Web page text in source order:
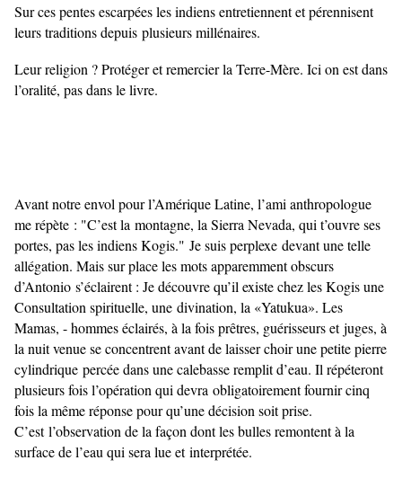
Sur ces pentes escarpées les indiens entretiennent et pérennisent
leurs traditions depuis plusieurs millénaires.
Leur religion ? Protéger et remercier la Terre-Mère. Ici on est dans
l’oralité, pas dans le livre.
Avant notre envol pour l’Amérique Latine, l’ami anthropologue
me répète : "C’est la montagne, la Sierra Nevada, qui t’ouvre ses
portes, pas les indiens Kogis." Je suis perplexe devant une telle
allégation. Mais sur place les mots apparemment obscurs
d’Antonio s’éclairent : Je découvre qu’il existe chez les Kogis une
Consultation spirituelle, une divination, la «Yatukua». Les
Mamas, - hommes éclairés, à la fois prêtres, guérisseurs etjuges, à
la nuit venue se concentrent avant de laisser choir une petite pierre
cylindrique percée dans une calebasse remplit d’eau. Il répéteront
plusieurs fois l’opération qui devra obligatoirement fournir cinq
fois la même réponse pour qu’une décision soit prise.
C’estl’observation de la façon dont les bulles remontent à la
surface de l’eau qui sera lue etinterprétée.